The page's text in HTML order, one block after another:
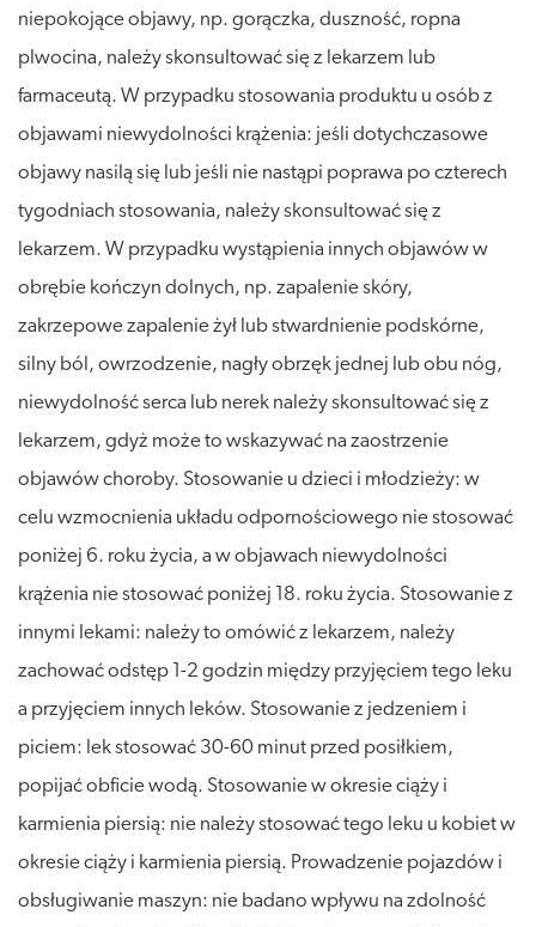
niepokojące objawy, np. gorączka, duszność, ropna
plwocina, należy skonsultować się z lekarzem lub
farmaceutą. W przypadku stosowania produktu u osób z
objawami niewydolności krążenia: jeśli dotychczasowe
objawy nasilą się lub jeśli nie nastąpi poprawa po czterech
tygodniach stosowania, należy skonsultować się z
lekarzem. W przypadku wystąpienia innych objawów w
obrębie kończyn dolnych, np. zapalenie skóry,
zakrzepowe zapalenie żył lub stwardnienie podskórne,
silny ból, owrzodzenie, nagły obrzęk jednej lub obu nóg,
niewydolność serca lub nerek należy skonsultować się z
lekarzem, gdyż może to wskazywać na zaostrzenie
objawów choroby. Stosowanie u dzieci i młodzieży: w
celu wzmocnienia układu odpornościowego nie stosować
poniżej 6. roku życia, a w objawach niewydolności
krążenia nie stosować poniżej 18. roku życia. Stosowanie z
innymi lekami: należy to omówić z lekarzem, należy
zachować odstęp 1-2 godzin między przyjęciem tego leku
a przyjęciem innych leków. Stosowanie z jedzeniem i
piciem: lek stosować 30-60 minut przed posiłkiem,
popijać obficie wodą. Stosowanie w okresie ciąży i
karmienia piersią: nie należy stosować tego leku u kobiet w
okresie ciąży i karmienia piersią. Prowadzenie pojazdów i
obsługiwanie maszyn: nie badano wpływu na zdolność